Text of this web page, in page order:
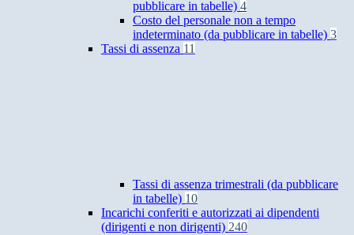
pubblicare in tabelle) 4
Costo del personale non a tempo
indeterminato (da pubblicare in tabelle) 3
Tassi di assenza 11
Tassi di assenza trimestrali (da pubblicare
in tabelle) 10
Incarichi conferiti e autorizzati ai dipendenti
(dirigenti e non dirigenti) 240